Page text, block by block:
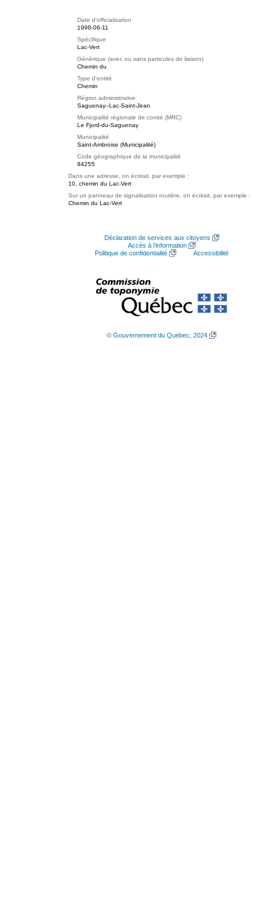
Date d'officialisation
1998-06-11
Spécifique
Lac-Vert
Générique (avec ou sans particules de liaison)
Chemin du
Type d'entité
Chemin
Région administrative
Saguenay–Lac-Saint-Jean
Municipalité régionale de comté (MRC)
Le Fjord-du-Saguenay
Municipalité
Saint-Ambroise (Municipalité)
Code géographique de la municipalité
94255
Dans une adresse, on écrirait, par exemple :
10, chemin du Lac-Vert
Sur un panneau de signalisation routière, on écrirait, par exemple :
Chemin du Lac-Vert
Déclaration de services aux citoyens
Accès à l’information
Politique de confidentialité
Accessibilité
© Gouvernement du Québec, 2024